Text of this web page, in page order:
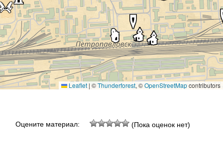
Leaflet | ©Thunderforest, ©OpenStreetMapcontributors
Оцените материал: (Пока оценок нет)